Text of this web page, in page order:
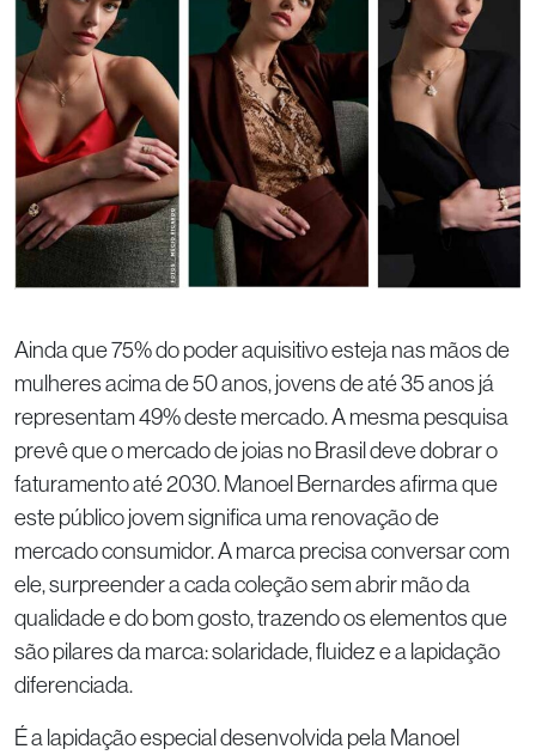
Ainda que 75% do poder aquisitivo esteja nas mãos de
mulheres acima de 50 anos, jovens de até 35 anos já
representam 49% deste mercado. A mesma pesquisa
prevê que o mercado de joias no Brasil deve dobrar o
faturamento até 2030. Manoel Bernardes afirma que
este público jovem significa uma renovação de
mercado consumidor. A marca precisa conversar com
ele, surpreender a cada coleção sem abrir mão da
qualidade e do bom gosto, trazendo os elementos que
são pilares da marca: solaridade, fluidez e a lapidação
diferenciada.
É a lapidação especial desenvolvida pela Manoel